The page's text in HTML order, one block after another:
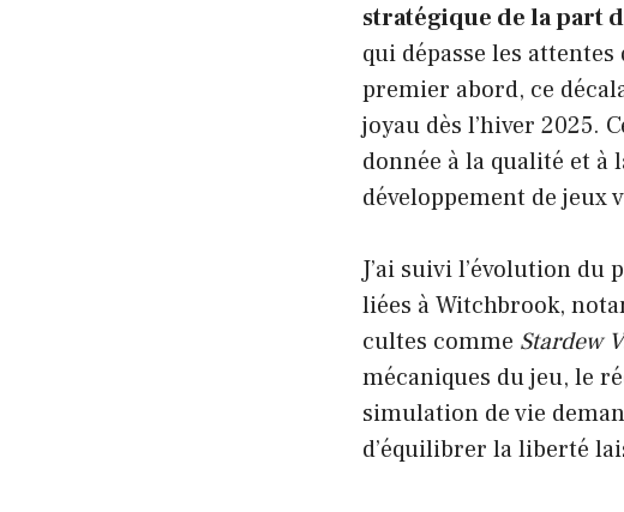
stratégique de la part
qui dépasse les
premier abord, ce
joyau dès l’hiver 2025.
donnée à la qualité et à
développement de jeux
J’ai suivi l’évolution
liées à Witchbrook,
cultes comme Stardew
mécaniques du jeu, le
simulation de vie
d’équilibrer la liberté